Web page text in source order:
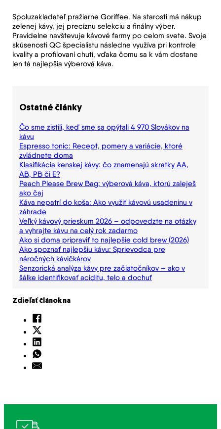
Spoluzakladateľ pražiarne Goriffee. Na starosti má nákup
zelenej kávy, jej precíznu selekciu a finálny výber.
Pravidelne navštevuje kávové farmy po celom svete. Svoje
skúsenosti QC špecialistu následne využíva pri kontrole
kvality a profilovaní chutí, vďaka čomu sa k vám dostane
len tá najlepšia výberová káva.
Ostatné články
Čo sme zistili, keď sme sa opýtali 4 970 Slovákov na
kávu
Espresso tonic: Recept, pomery a variácie, ktoré
zvládnete doma
Klasifikácia kenskej kávy: čo znamenajú skratky AA,
AB, PB či E?
Peach Please Brew Bag: výberová káva, ktorú zaleješ
ako čaj
Káva nepatrí do koša: Ako využiť kávovú usadeninu v
záhrade
Veľký kávový prieskum 2026 – odpovedzte na otázky
a vyhrajte kávu na celý rok zadarmo
Ako si doma pripraviť to najlepšie cold brew (2026)
Ako spoznať najlepšiu kávu: Sprievodca pre
náročných kávičkárov
Senzorická analýza kávy pre začiatočníkov – ako v
šálke identifikovať aciditu, telo a dochuť
Zdieľať článok na